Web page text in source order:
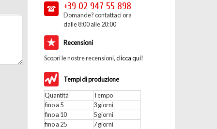
+39 02 947 55 898
Domande? contattaci ora
dalle 8:00 alle 20:00
Recensioni
Scopri le nostre recensioni,clicca qui!
Tempi di produzione
Quantità
Tempo
fino a 5
3 giorni
fino a 10
5 giorni
fino a 25
7 giorni